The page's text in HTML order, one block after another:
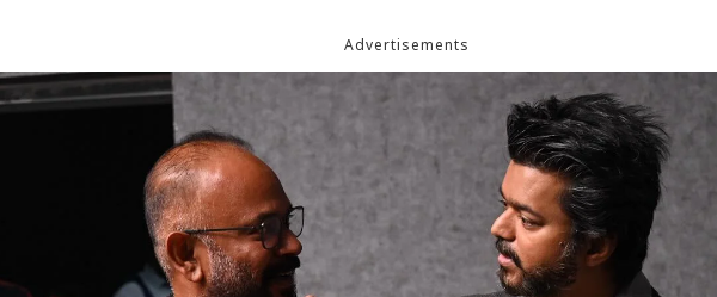
Advertisements